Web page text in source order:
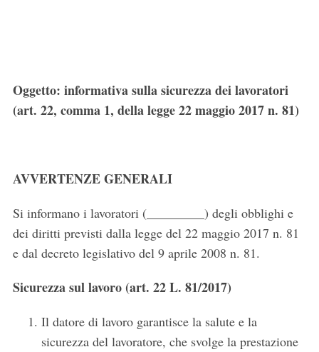
Oggetto: informativa sulla sicurezza dei lavoratori
(art. 22, comma 1, della legge 22 maggio 2017 n. 81)
AVVERTENZE GENERALI
Si informano i lavoratori (_________) degli obblighi e
dei diritti previsti dalla legge del 22 maggio 2017 n. 81
e dal decreto legislativo del 9 aprile 2008 n. 81.
Sicurezza sul lavoro (art. 22 L. 81/2017)
Il datore di lavoro garantisce la salute e la
sicurezza del lavoratore, che svolge la prestazione